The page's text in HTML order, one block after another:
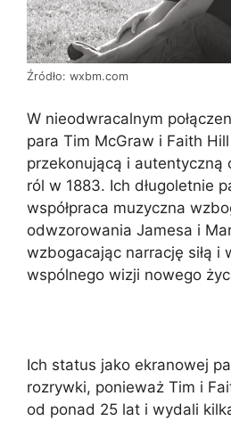
Źródło: wxbm.com
W nieodwracalnym
para Tim McGraw i Faith
przekonującą i autentyczną
ról w 1883. Ich długoletnie
współpraca muzyczna
odwzorowania Jamesa i
wzbogacając narrację siłą i
wspólnego wizji nowego
Ich status jako ekranowej
rozrywki, ponieważ Tim i
od ponad 25 lat i wydali